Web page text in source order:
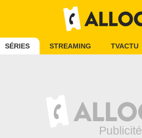
SÉRIES STREAMING TVACTU